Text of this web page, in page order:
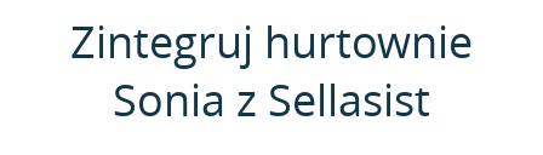
Zintegruj hurtownie
Sonia z Sellasist